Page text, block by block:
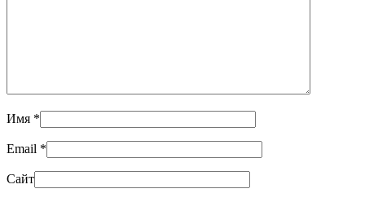
Имя *
Email *
Сайт